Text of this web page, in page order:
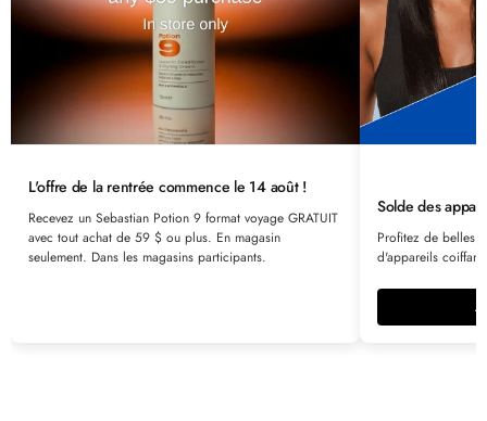
L'offre de la rentrée commence le 14 août !
Recevez un Sebastian Potion 9 format voyage GRATUIT
avec tout achat de 59 $ ou plus. En magasin
seulement. Dans les magasins participants.
Solde des
Profitez de belles
d'appareils